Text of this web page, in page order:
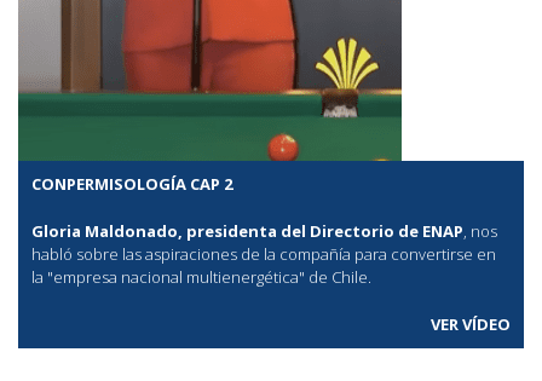
CONPERMISOLOGÍA CAP 2
Gloria Maldonado, presidenta del Directorio de ENAP, nos
habló sobre las aspiraciones de la compañía para convertirse en
la "empresa nacional multienergética" de Chile.
VER VÍDEO